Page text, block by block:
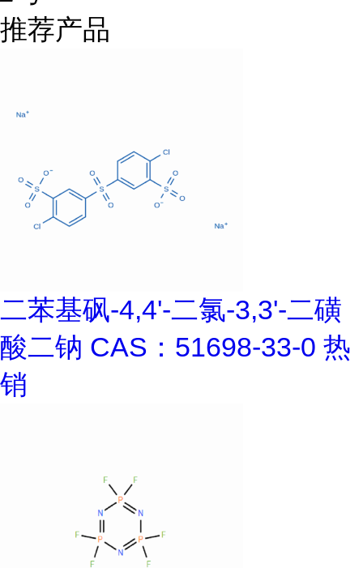
推荐产品
二苯基砜-4,4'-二氯-3,3'-二磺
酸二钠 CAS：51698-33-0 热
销